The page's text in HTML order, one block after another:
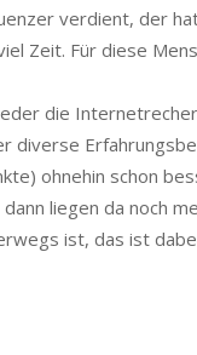
verdient, der
Zeit. Für diese
die
diverse
ohnehin schon
liegen da noch
ist, das ist